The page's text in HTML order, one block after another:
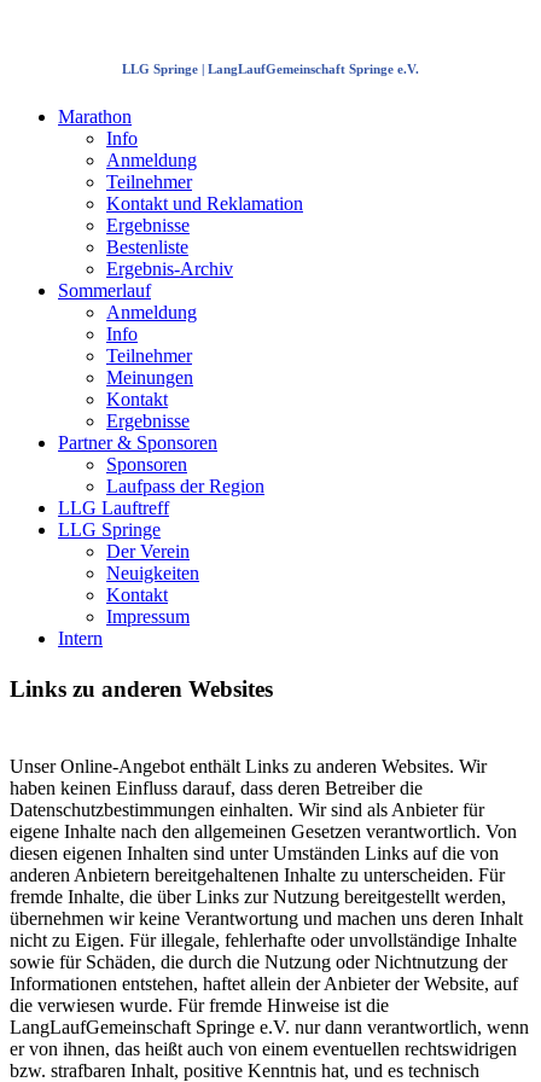
LLG Springe | LangLaufGemeinschaft Springe e.V.
Marathon
Info
Anmeldung
Teilnehmer
Kontakt und Reklamation
Ergebnisse
Bestenliste
Ergebnis-Archiv
Sommerlauf
Anmeldung
Info
Teilnehmer
Meinungen
Kontakt
Ergebnisse
Partner & Sponsoren
Sponsoren
Laufpass der Region
LLG Lauftreff
LLG Springe
Der Verein
Neuigkeiten
Kontakt
Impressum
Intern
Links zu anderen Websites
Unser Online-Angebot enthält Links zu anderen Websites. Wir
haben keinen Einfluss darauf, dass deren Betreiber die
Datenschutzbestimmungen einhalten. Wir sind als Anbieter für
eigene Inhalte nach den allgemeinen Gesetzen verantwortlich. Von
diesen eigenen Inhalten sind unter Umständen Links auf die von
anderen Anbietern bereitgehaltenen Inhalte zu unterscheiden. Für
fremde Inhalte, die über Links zur Nutzung bereitgestellt werden,
übernehmen wir keine Verantwortung und machen uns deren Inhalt
nicht zu Eigen. Für illegale, fehlerhafte oder unvollständige Inhalte
sowie für Schäden, die durch die Nutzung oder Nichtnutzung der
Informationen entstehen, haftet allein der Anbieter der Website, auf
die verwiesen wurde. Für fremde Hinweise ist die
LangLaufGemeinschaft Springe e.V. nur dann verantwortlich, wenn
er von ihnen, das heißt auch von einem eventuellen rechtswidrigen
bzw. strafbaren Inhalt, positive Kenntnis hat, und es technisch